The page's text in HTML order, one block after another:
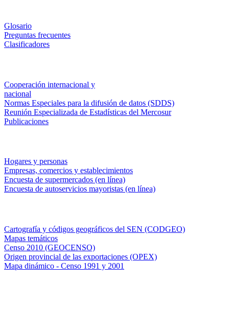
Glosario
Preguntas frecuentes
Clasificadores
Cooperación internacional y
nacional
Normas Especiales para la difusión de datos (SDDS)
Reunión Especializada de Estadísticas del Mercosur
Publicaciones
Hogares y personas
Empresas, comercios y establecimientos
Encuesta de supermercados (en línea)
Encuesta de autoservicios mayoristas (en línea)
Cartografía y códigos geográficos del SEN (CODGEO)
Mapas temáticos
Censo 2010 (GEOCENSO)
Origen provincial de las exportaciones (OPEX)
Mapa dinámico - Censo 1991 y 2001